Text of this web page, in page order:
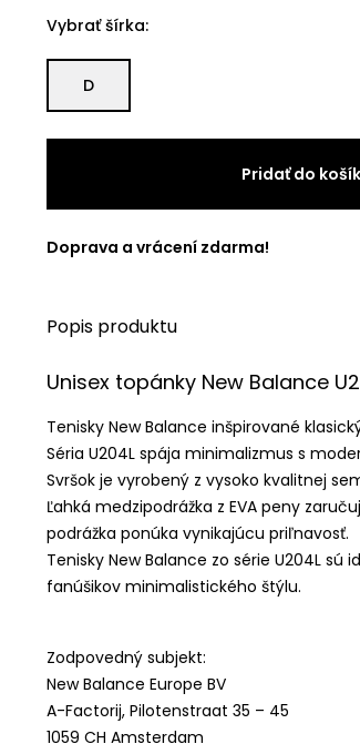
Vybrať šírka:
D
Pridať do
Doprava a vrácení zdarma!
Popis produktu
Unisex topánky New Balance
Tenisky New Balance inšpirované
Séria U204L spája minimalizmus s
Svršok je vyrobený z vysoko kvalitnej
Ľahká medzipodrážka z EVApeny
podrážka ponúka vynikajúcu priľnavosť.
Tenisky New Balance zo série U204L sú
fanúšikov minimalistického štýlu.
Zodpovedný subjekt:
New Balance Europe BV
A-Factorij, Pilotenstraat 35 – 45
1059 CH Amsterdam